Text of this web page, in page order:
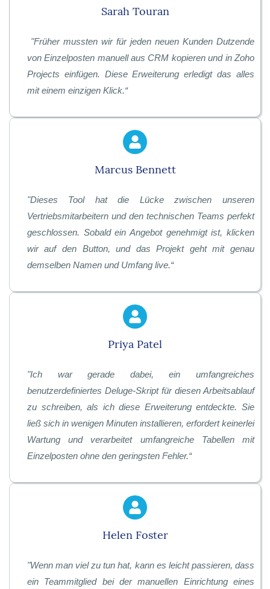
Sarah Touran
"Früher mussten wir für jeden neuen Kunden Dutzende
von Einzelposten manuell aus CRM kopieren und in Zoho
Projects einfügen. Diese Erweiterung erledigt das alles
mit einem einzigen Klick.“
Marcus Bennett
"Dieses Tool hat die Lücke zwischen unseren
Vertriebsmitarbeitern und den technischen Teams perfekt
geschlossen. Sobald ein Angebot genehmigt ist, klicken
wir auf den Button, und das Projekt geht mit genau
demselben Namen und Umfang live.“
Priya Patel
"Ich war gerade dabei, ein umfangreiches
benutzerdefiniertes Deluge-Skript für diesen Arbeitsablauf
zu schreiben, als ich diese Erweiterung entdeckte. Sie
ließ sich in wenigen Minuten installieren, erfordert keinerlei
Wartung und verarbeitet umfangreiche Tabellen mit
Einzelposten ohne den geringsten Fehler.“
Helen Foster
"Wenn man viel zu tun hat, kann es leicht passieren, dass
ein Teammitglied bei der manuellen Einrichtung eines